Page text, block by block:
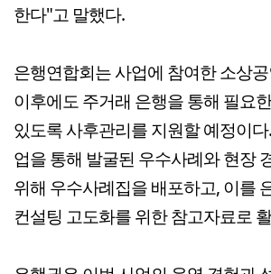
한다"고 말했다.
은행연합회는 사업에 참여한 소상
이후에도 주거래 은행을 통해 필요
있도록 사후관리를 지원할 예정이
업을 통해 발굴된 우수사례와 현장
위해 우수사례집을 배포하고, 이를
컨설팅 고도화를 위한 참고자료로